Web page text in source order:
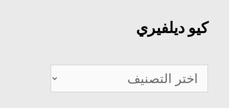
كيو ديلفيري
كيو
ديلفيري